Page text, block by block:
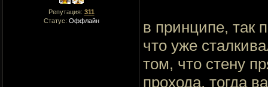
Репутация: 311
Статус: Оффлайн
в принципе, так
что уже
том, что стену
прохода, тогда